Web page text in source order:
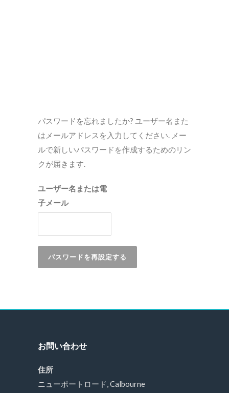
パスワードを忘れましたか? ユーザー名また
はメールアドレスを入力してください. メー
ルで新しいパスワードを作成するためのリン
クが届きます.
ユーザー名または電
子メール
パスワードを再設定する
お問い合わせ
住所
ニューポートロード, Calbourne